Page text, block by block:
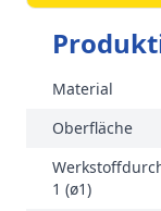
Material
Oberfläche
1 (ø1)